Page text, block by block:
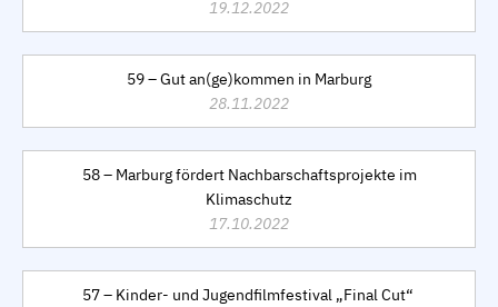
19.12.2022
59 – Gut an(ge)kommen in Marburg
28.11.2022
58 – Marburg fördert Nachbarschaftsprojekte im
Klimaschutz
17.10.2022
57 – Kinder- und Jugendfilmfestival „Final Cut“